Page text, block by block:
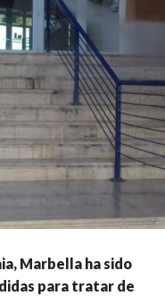
Marbella ha sido
para tratar de